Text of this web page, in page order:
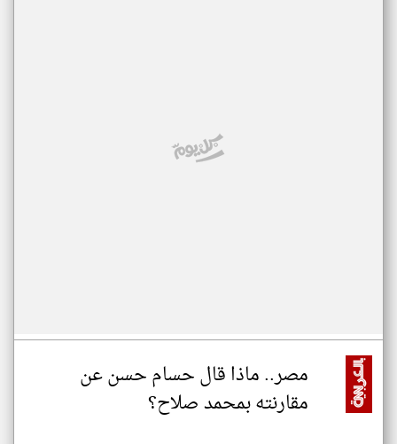
مصر.. ماذا قال حسام حسن عن
مقارنته بمحمد صلاح؟